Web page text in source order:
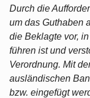
Durch die
um das Guthaben
die Beklagte vor,
führen ist und
Verordnung. Mit
ausländischen
bzw. eingefügt